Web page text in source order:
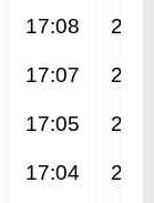
17:08
17:07
17:05
17:04